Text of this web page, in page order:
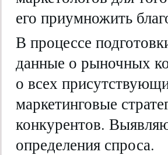
его приумножить
В процессе
данные о рыночных
о всех
маркетинговые
конкурентов.
определения спроса.